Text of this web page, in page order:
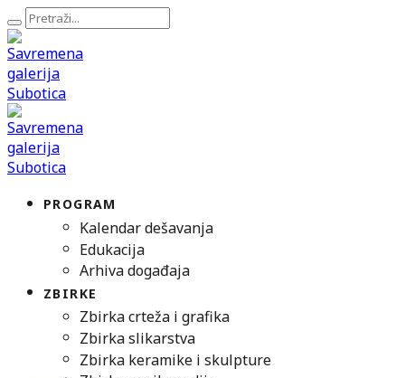
PROGRAM
Kalendar dešavanja
Edukacija
Arhiva događaja
ZBIRKE
Zbirka crteža i grafika
Zbirka slikarstva
Zbirka keramike i skulpture